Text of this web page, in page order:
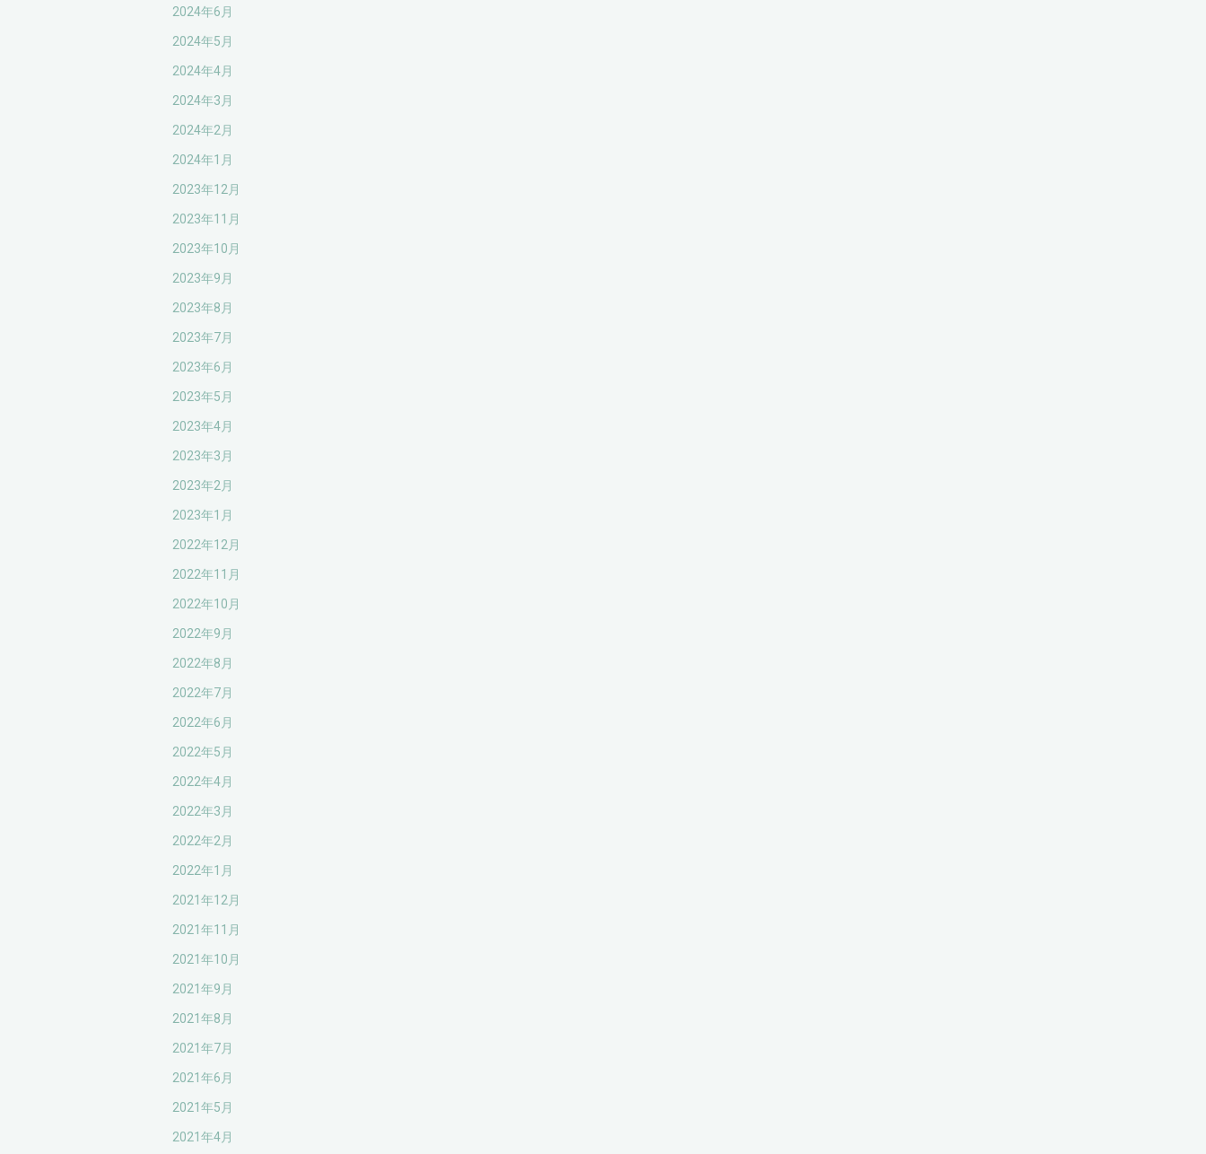
2024年6月
2024年5月
2024年4月
2024年3月
2024年2月
2024年1月
2023年12月
2023年11月
2023年10月
2023年9月
2023年8月
2023年7月
2023年6月
2023年5月
2023年4月
2023年3月
2023年2月
2023年1月
2022年12月
2022年11月
2022年10月
2022年9月
2022年8月
2022年7月
2022年6月
2022年5月
2022年4月
2022年3月
2022年2月
2022年1月
2021年12月
2021年11月
2021年10月
2021年9月
2021年8月
2021年7月
2021年6月
2021年5月
2021年4月